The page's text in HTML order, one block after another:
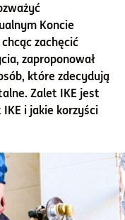
Koncie
zachęcić
zaproponował
które zdecydują
Zalet IKE jest
i jakie korzyści